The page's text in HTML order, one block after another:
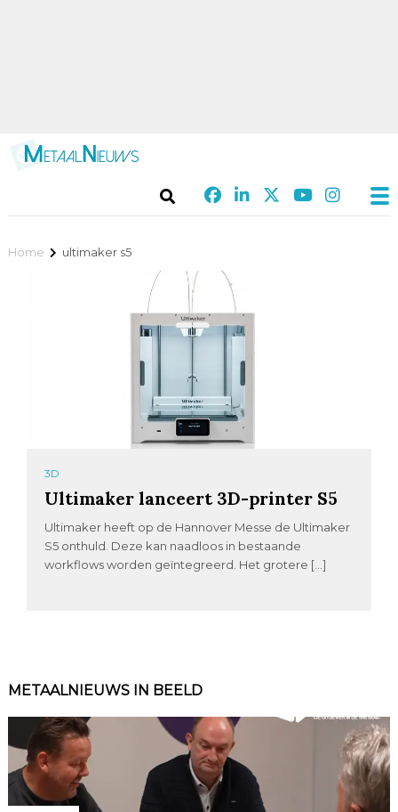
Home ultimaker s5
3D
Ultimaker lanceert 3D-printer S5
Ultimaker heeft op de Hannover Messe de Ultimaker
S5 onthuld. Deze kan naadloos in bestaande
workflows worden geïntegreerd. Het grotere […]
METAALNIEUWS IN BEELD